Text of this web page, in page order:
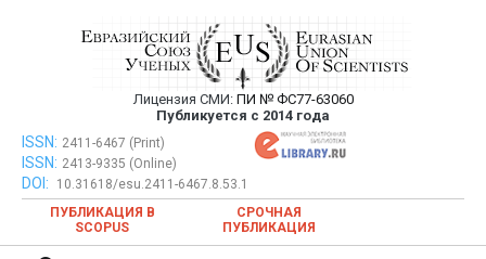
Евразийский Союз Ученых —
публикация научных статей в
ежемесячном научном журнале
Лицензия СМИ: ПИ № ФС77-63060
Публикуется с 2014 года
Евразийский Союз Ученых — публикация научных статей в
ежемесячном научном журнале
ISSN: 2411-6467 (Print)
ISSN: 2413-9335 (Online)
DOI:
10.31618/esu.2411-6467.8.53.1
ПУБЛИКАЦИЯ В
SCOPUS
СРОЧНАЯ
ПУБЛИКАЦИЯ